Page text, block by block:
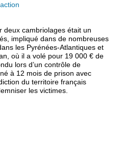
deux cambriolages était un
impliqué dans de nombreuses
les Pyrénées-Atlantiques et
où il a volé pour 19 000 € de
lors d’un contrôle de
à 12 mois de prison avec
du territoire français
les victimes.